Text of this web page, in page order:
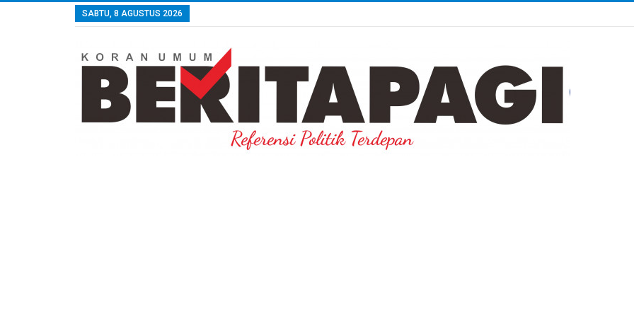
SABTU, 8 AGUSTUS 2026